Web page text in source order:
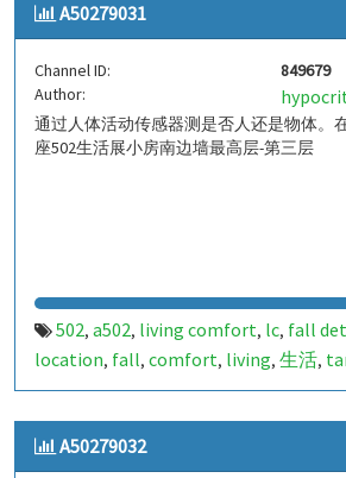
a50279049,849713
A50279031
Channel ID:
849679
Author:
通过人体活动传感器测是否人还是物体。
座502生活展小房南边墙最高层-第三层
502, a502, living comfort, lc, fall
location, fall, comfort, living, 生活,
山,室内定位,室内,indoor,indoor
indoor living quality,ilq,849679,
动 A50279032